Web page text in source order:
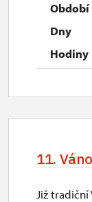
11.
Již tradiční